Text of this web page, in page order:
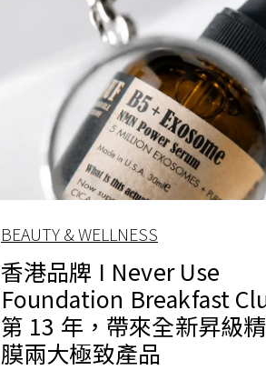
BEAUTY & WELLNESS
香港品牌 I Never Use
Foundation Breakfast
第 13 年，帶來全新昇級
膜兩大極致產品